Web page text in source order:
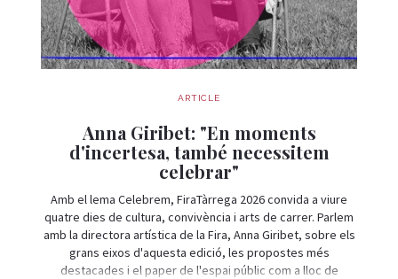
ARTICLE
Anna Giribet: "En moments
d'incertesa, també necessitem
celebrar"
Amb el lema Celebrem, FiraTàrrega 2026 convida a viure
quatre dies de cultura, convivència i arts de carrer. Parlem
amb la directora artística de la Fira, Anna Giribet, sobre els
grans eixos d'aquesta edició, les propostes més
destacades i el paper de l'espai públic com a lloc de